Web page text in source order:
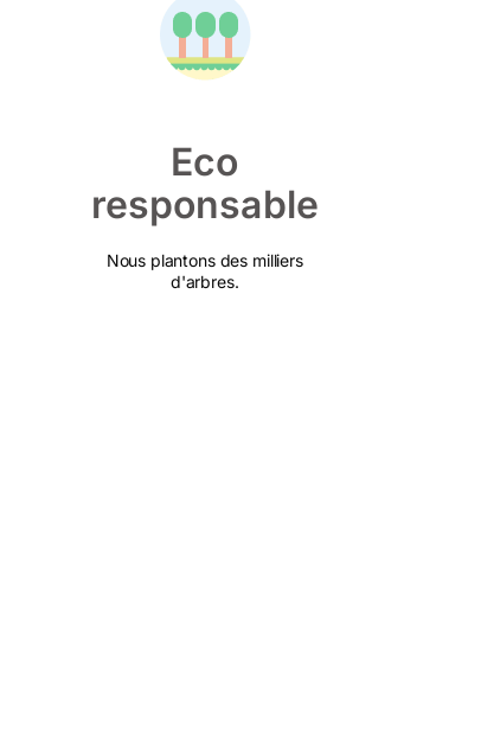
Eco
responsable
Nous plantons des milliers
d'arbres.